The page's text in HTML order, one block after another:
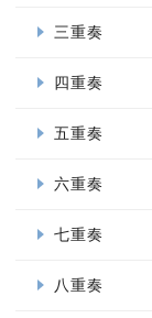
三重奏
四重奏
五重奏
六重奏
七重奏
八重奏